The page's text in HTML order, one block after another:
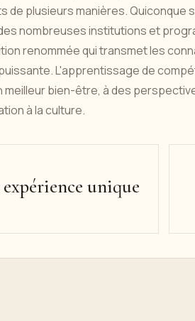
de plusieurs manières.
nombreuses institutions et
renommée qui transmet les
L'apprentissage de
meilleur bien-être, à des
à la culture.
unique